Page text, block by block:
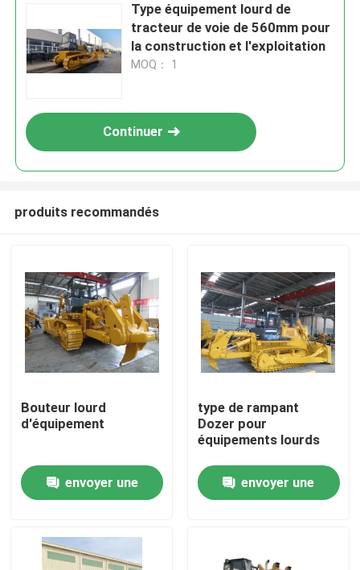
À la maison
À propos de nous
Type équipement lourd de
tracteur de voie de 560mm pour
la construction et l'exploitation
MOQ： 1
Continuer
produits recommandés
Bouteur lourd
d'équipement
envoyer une
type de rampant
Dozer pour
équipements lourds
envoyer une